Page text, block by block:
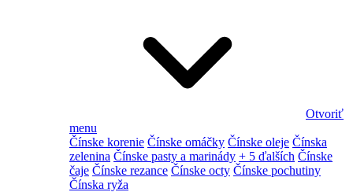
Otvoriť
menu
Čínske korenie Čínske omáčky Čínske oleje Čínska
zelenina Čínske pasty a marinády + 5 ďalších Čínske
čaje Čínske rezance Čínske octy Čínske pochutiny
Čínska ryža